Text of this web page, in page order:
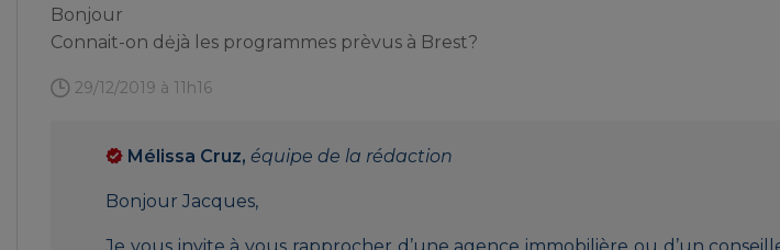
Bonjour
Connait-on dėjà les programmes prèvus à Brest?
29/12/2019 à 11h16
Mélissa Cruz, équipe de la rédaction
Bonjour Jacques,